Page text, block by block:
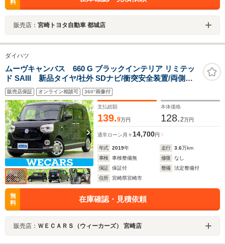
料
販売店： 宮崎トヨタ自動車 都城店
ダイハツ
ムーヴキャンバス 660 G ブラックインテリア リミテッ
ド SAIII 新品タイヤ/社外 SDナビ/衝突安全装置/両側電
動スライドドア/パノラマモニター/車線逸脱防止支援シス
テム/ヘッドランプ LED/Bluetooth接続/EBD付ABS/横滑
り防止装置
販売店保証 オンライン相談可 360°画像付
支払総額
139.9万円
本体価格
128.2万円
通常ローン 月々 14,700円
年式 2019年 走行 3.6万km
車検
車検整備無 修復
なし
保証
保証付 整備
法定整備付
住所
宮崎県宮崎市
無
料
在庫確認・見積依頼
販売店： ＷＥＣＡＲＳ（ウィーカーズ） 宮崎店